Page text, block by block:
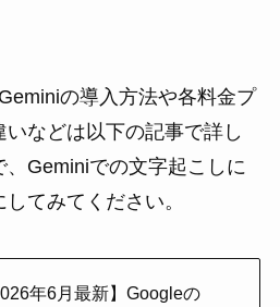
の導入方法や各料金プ
などは以下の記事で詳し
、Geminiでの文字起こしに
てみてください。
年6月最新】Googleの